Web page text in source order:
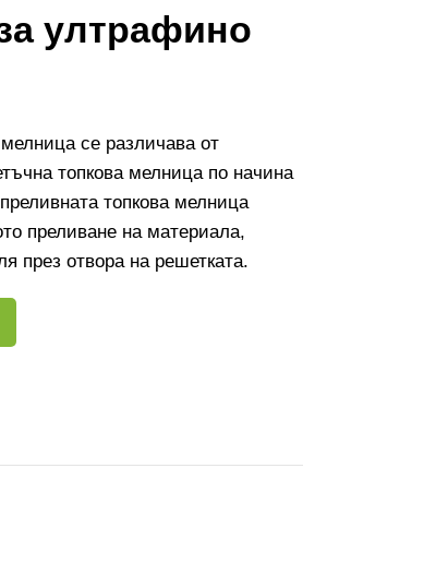
ултрафино
се различава от
топкова мелница по начина
топкова мелница
преливане на материала,
през отвора на решетката.